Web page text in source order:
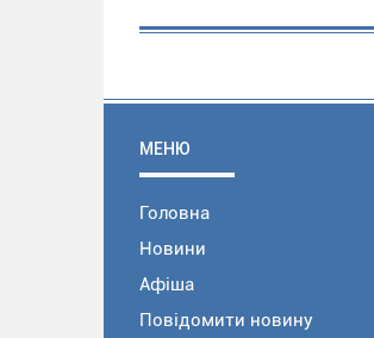
МЕНЮ
Головна
Новини
Афіша
Повідомити новину